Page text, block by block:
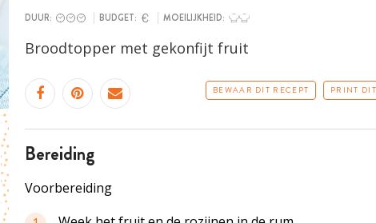
DUUR: BUDGET: MOEILIJKHEID:
Broodtoppermet gekonfijt fruit
BEWAAR DIT RECEPT PRINT
bereiding
Voorbereiding